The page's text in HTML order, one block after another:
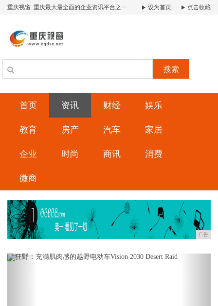
重庆视窗_重庆最大最全面的企业资讯平台之一 设为首页 点击收藏
搜索
首页 资讯 财经 娱乐
教育 房产 汽车 家居
企业 时尚 商讯 消费
微商
广告
Previous